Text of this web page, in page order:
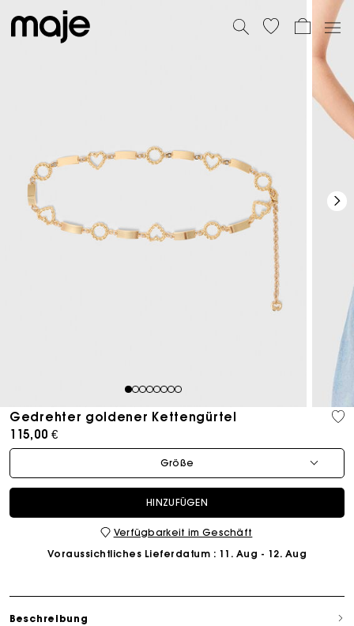
12345678
Gedrehter goldener Kettengürtel
115,00 €
Größe
HINZUFÜGEN
Verfügbarkeit im Geschäft
Voraussichtliches Lieferdatum : 11. Aug - 12. Aug
Beschreibung